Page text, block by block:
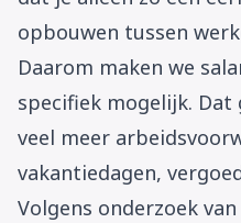
opbouwen tussen
Daarom maken we
specifiek mogelijk.
veel meer
vakantiedagen,
Volgens onderzoek